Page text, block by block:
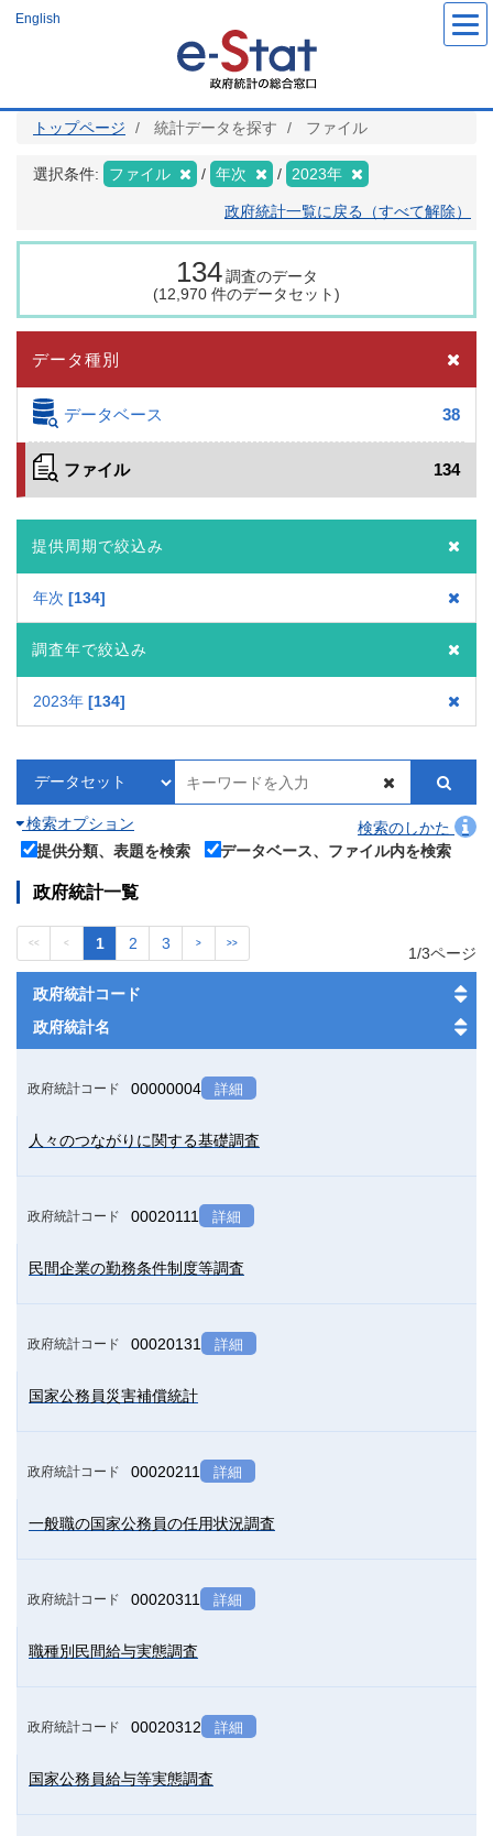
ツ
English
トップページ 統計データを探す ファイル
選択条件: ファイル 年次 2023年
政府統計一覧に戻る（すべて解除）
134 調査のデータ
(12,970 件のデータセット)
データ種別
データベース 38
ファイル 134
提供周期で絞込み
年次 134
調査年で絞込み
2023年 134
検索オプション
検索のしかた
提供分類、表題を検索
データベース、ファイル内を検索
政府統計一覧
<< < 1 2 3 > >>
1/3ページ
政府統計コード
政府統計名
政府統計コード 00000004 詳細
人々のつながりに関する基礎調査
政府統計コード 00020111 詳細
民間企業の勤務条件制度等調査
政府統計コード 00020131 詳細
国家公務員災害補償統計
政府統計コード 00020211 詳細
一般職の国家公務員の任用状況調査
政府統計コード 00020311 詳細
職種別民間給与実態調査
政府統計コード 00020312 詳細
国家公務員給与等実態調査